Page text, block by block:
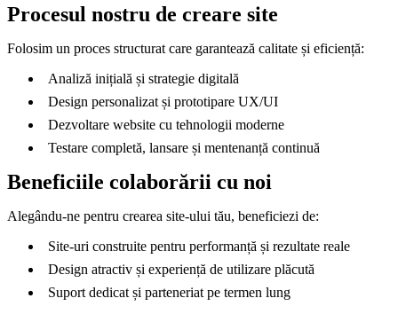
Procesul nostru de creare site
Folosim un proces structurat care garantează calitate și eficiență:
Analiză inițială și strategie digitală
Design personalizat și prototipare UX/UI
Dezvoltare website cu tehnologii moderne
Testare completă, lansare și mentenanță continuă
Beneficiile colaborării cu noi
Alegându-ne pentru crearea site-ului tău, beneficiezi de:
Site-uri construite pentru performanță și rezultate reale
Design atractiv și experiență de utilizare plăcută
Suport dedicat și parteneriat pe termen lung